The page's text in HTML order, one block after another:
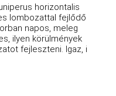
horizontalis
lombozattal fejlődő
napos, meleg
ilyen körülmények
fejleszteni. Igaz, i